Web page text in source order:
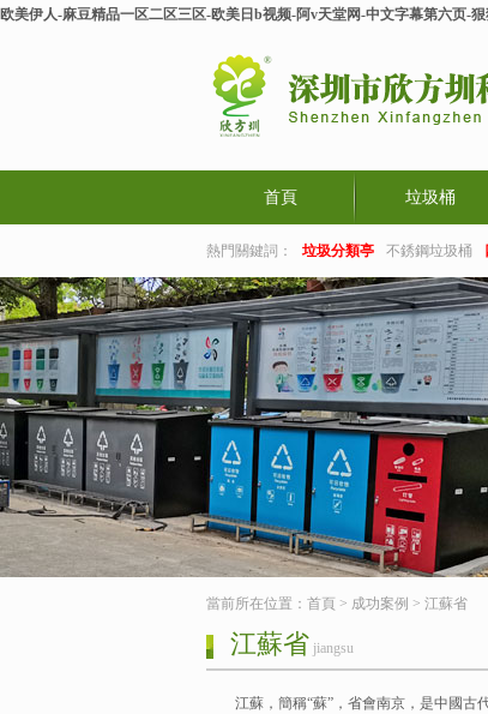
欧美伊人-麻豆精品一区二区三区-欧美日b视频-阿v天堂网-中文字幕第六页-
首頁 垃圾桶
熱門關鍵詞： 垃圾分類亭 不銹鋼垃圾桶
當前所在位置： 首頁 > 成功案例 > 江蘇省
江蘇省 jiangsu
江蘇，簡稱“蘇”，省會南京，是中國古